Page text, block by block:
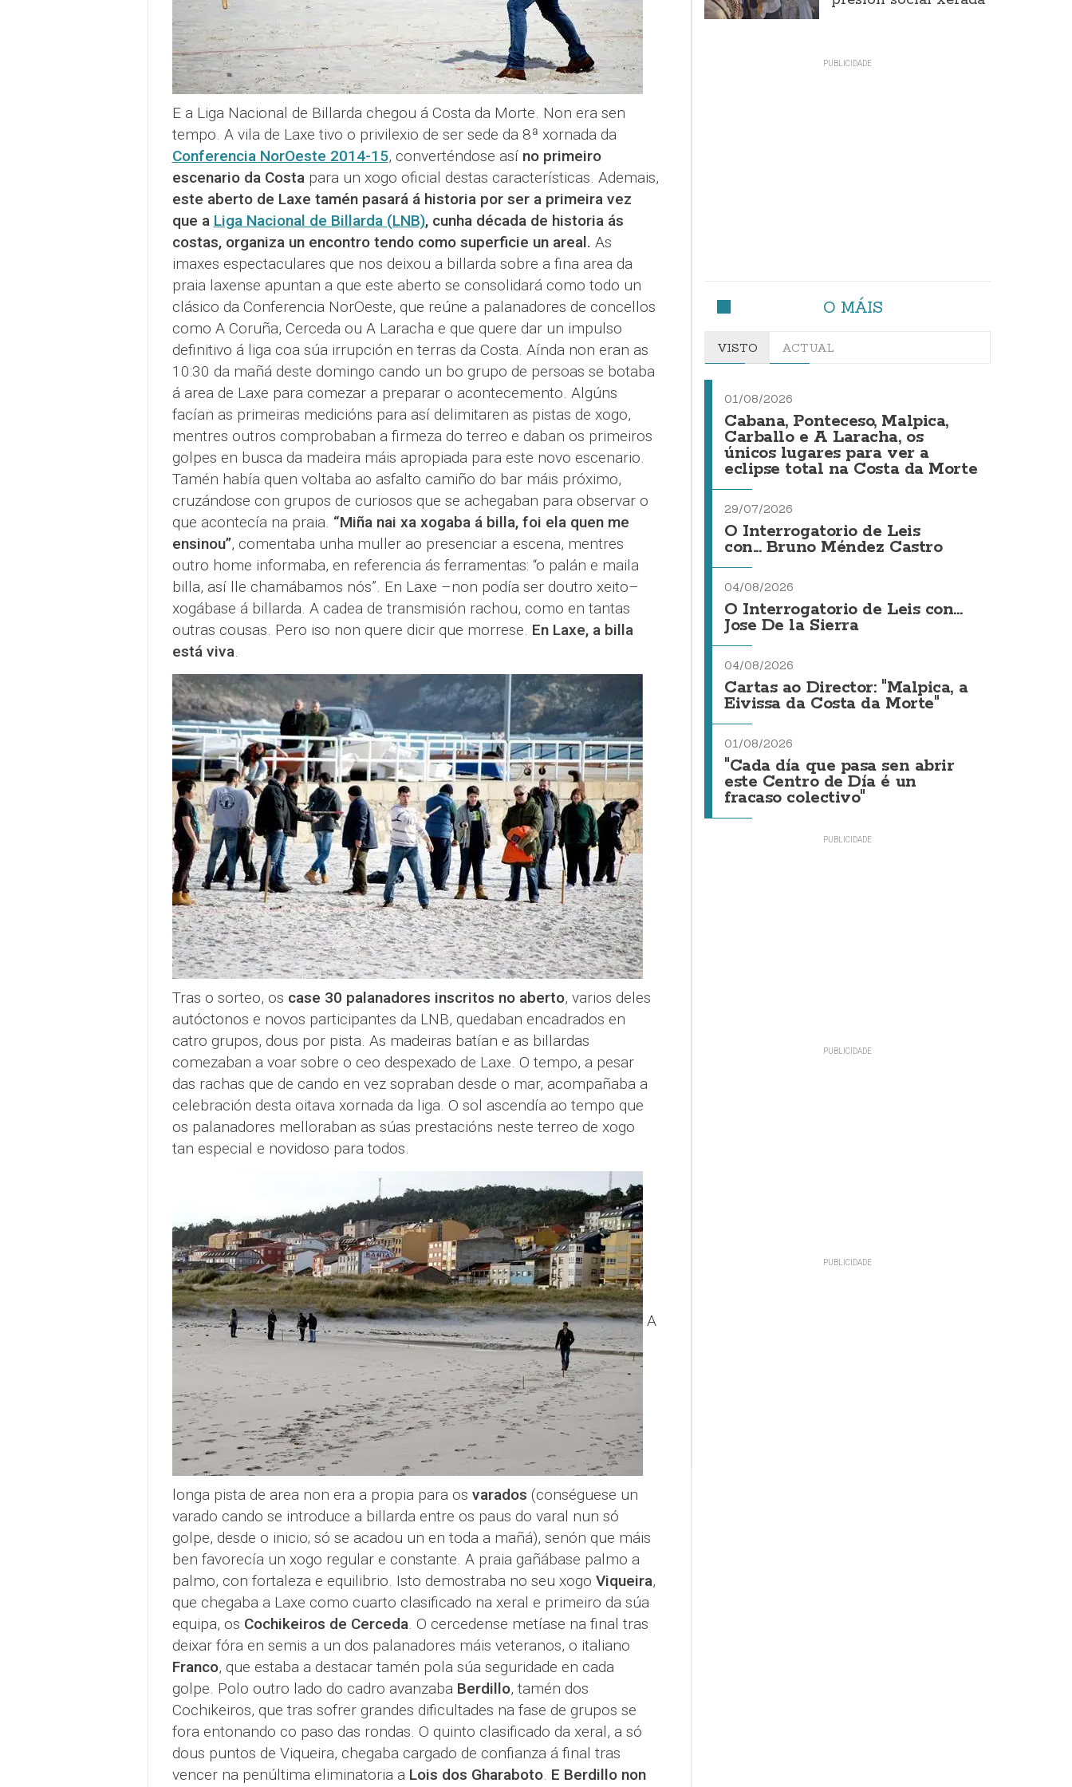
E a Liga Nacional de Billarda chegou á Costa da Morte. Non era sen
tempo. A vila de Laxe tivo o privilexio de ser sede da 8ª xornada da
Conferencia NorOeste 2014-15, converténdose así no primeiro
escenario da Costapara un xogo oficial destas características. Ademais,
este aberto de Laxe tamén pasará á historia por ser a primeira vez
que a Liga Nacional de Billarda (LNB), cunha década de historia ás
costas, organiza un encontro tendo como superficie un areal. As
imaxes espectaculares que nos deixou a billarda sobre a fina area da
praia laxense apuntan a que este aberto se consolidará como todo un
clásico da Conferencia NorOeste, que reúne a palanadores de concellos
como A Coruña, Cerceda ou A Laracha e que quere dar un impulso
definitivo á liga coa súa irrupción en terras da Costa. Aínda non eran as
10:30 da mañá deste domingo cando un bo grupo de persoas se botaba
á area de Laxe para comezar a preparar o acontecemento. Algúns
facían as primeiras medicións para así delimitaren as pistas de xogo,
mentres outros comprobaban a firmeza do terreo e daban os primeiros
golpes en busca da madeira máis apropiada para este novo escenario.
Tamén había quen voltaba ao asfalto camiño do bar máis próximo,
cruzándose con grupos de curiosos que se achegaban para observar o
que acontecía na praia. “Miña nai xa xogaba á billa, foi ela quen me
ensinou”, comentaba unha muller ao presenciar a escena, mentres
outro home informaba, en referencia ás ferramentas: “o palán e maila
billa, así lle chamábamos nós”. En Laxe –non podía ser doutro xeito–
xogábase á billarda. A cadea de transmisión rachou, como en tantas
outras cousas. Pero iso non quere dicir que morrese. En Laxe, a billa
está viva.
Tras o sorteo, os case 30 palanadores inscritos no aberto, varios deles
autóctonos e novos participantes da LNB, quedaban encadrados en
catro grupos, dous por pista. As madeiras batían e as billardas
comezaban a voar sobre o ceo despexado de Laxe. O tempo, a pesar
das rachas que de cando en vez sopraban desde o mar, acompañaba a
celebración desta oitava xornada da liga. O sol ascendía ao tempo que
os palanadores melloraban as súas prestacións neste terreo de xogo
tan especial e novidoso para todos.
A
longa pista de area non era a propia para os varados (conséguese un
varado cando se introduce a billarda entre os paus do varal nun só
golpe, desde o inicio; só se acadou un en toda a mañá), senón que máis
ben favorecía un xogo regular e constante. A praia gañábase palmo a
palmo, con fortaleza e equilibrio. Isto demostraba no seu xogo Viqueira,
que chegaba a Laxe como cuarto clasificado na xeral e primeiro da súa
equipa, os Cochikeiros de Cerceda. O cercedense metíase na final tras
deixar fóra en semis a un dos palanadores máis veteranos, o italiano
Franco, que estaba a destacar tamén pola súa seguridade en cada
golpe. Polo outro lado do cadro avanzaba Berdillo, tamén dos
Cochikeiros, que tras sofrer grandes dificultades na fase de grupos se
fora entonando co paso das rondas. O quinto clasificado da xeral, a só
dous puntos de Viqueira, chegaba cargado de confianza á final tras
vencer na penúltima eliminatoria a Lois dos Gharaboto. E Berdillo non
O MÁIS
VISTO ACTUAL
01/08/2026
Cabana, Ponteceso, Malpica,
Carballo e A Laracha, os
únicos lugares para ver a
eclipse total na Costa da Morte
29/07/2026
O Interrogatorio de Leis
con... Bruno Méndez Castro
04/08/2026
O Interrogatorio de Leis con...
Jose De la Sierra
04/08/2026
Cartas ao Director: "Malpica, a
Eivissa da Costa da Morte"
01/08/2026
"Cada día que pasa sen abrir
este Centro de Día é un
fracaso colectivo"